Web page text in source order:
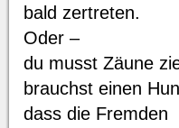
bald zertreten.
Oder –
du musst Zäune
brauchst einen
dass die Fremden